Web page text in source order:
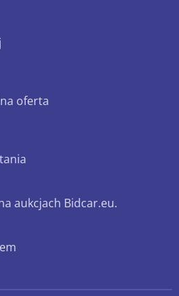
oferta
aukcjach Bidcar.eu.